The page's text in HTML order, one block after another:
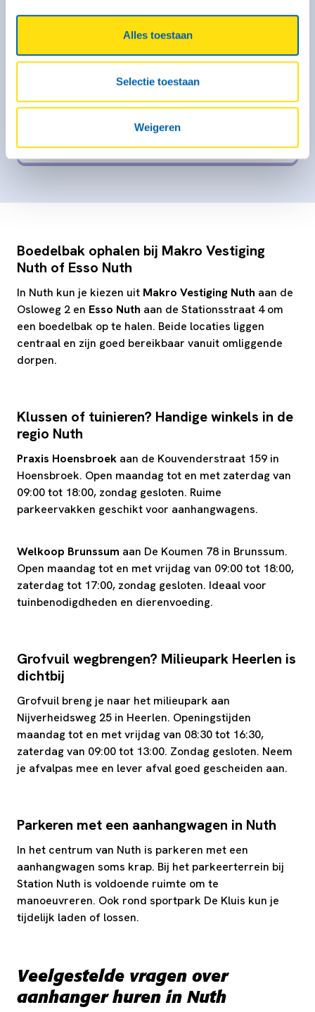
Alles toestaan
Selectie toestaan
Weigeren
Meer informatie
tarief alleen voor self-service locaties)
Kies deze bak
Boedelbak ophalen bij Makro Vestiging
Nuth of Esso Nuth
In Nuth kun je kiezen uit Makro Vestiging Nuth aan de
Osloweg 2 en Esso Nuth aan de Stationsstraat 4 om
een boedelbak op te halen. Beide locaties liggen
centraal en zijn goed bereikbaar vanuit omliggende
dorpen.
Klussen of tuinieren? Handige winkels in de
regio Nuth
Praxis Hoensbroek aan de Kouvenderstraat 159 in
Hoensbroek. Open maandag tot en met zaterdag van
09:00 tot 18:00, zondag gesloten. Ruime
parkeervakken geschikt voor aanhangwagens.
Welkoop Brunssum aan De Koumen 78 in Brunssum.
Open maandag tot en met vrijdag van 09:00 tot 18:00,
zaterdag tot 17:00, zondag gesloten. Ideaal voor
tuinbenodigdheden en dierenvoeding.
Grofvuil wegbrengen? Milieupark Heerlen is
dichtbij
Grofvuil breng je naar het milieupark aan
Nijverheidsweg 25 in Heerlen. Openingstijden
maandag tot en met vrijdag van 08:30 tot 16:30,
zaterdag van 09:00 tot 13:00. Zondag gesloten. Neem
je afvalpas mee en lever afval goed gescheiden aan.
Parkeren met een aanhangwagen in Nuth
In het centrum van Nuth is parkeren met een
aanhangwagen soms krap. Bij het parkeerterrein bij
Station Nuth is voldoende ruimte om te
manoeuvreren. Ook rond sportpark De Kluis kun je
tijdelijk laden of lossen.
Veelgestelde vragen over
aanhanger huren in Nuth